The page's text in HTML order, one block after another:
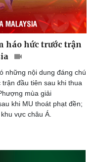
háo hức trước trận
những nội dung đáng chú
đầu tiên sau khi thua
mùa giải
khi MU thoát phạt đền;
vực châu Á.